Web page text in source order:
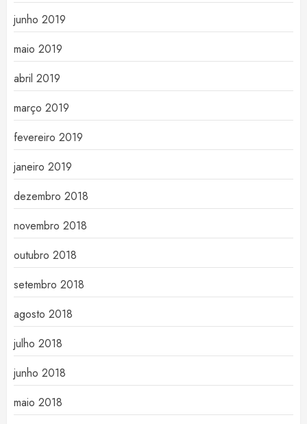
junho 2019
maio 2019
abril 2019
março 2019
fevereiro 2019
janeiro 2019
dezembro 2018
novembro 2018
outubro 2018
setembro 2018
agosto 2018
julho 2018
junho 2018
maio 2018